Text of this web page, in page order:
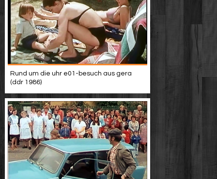
Rund um die uhr e01-besuch aus gera
(ddr 1986)